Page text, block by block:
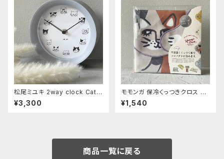
松尾ミユキ 2way clock Cats
Gray
¥3,300
モモンガ 保冷くっつきクロス ミ
ケ
¥1,540
商品一覧に戻る